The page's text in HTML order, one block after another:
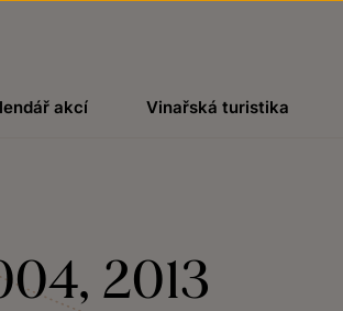
akcí Vinařská turistika
2013